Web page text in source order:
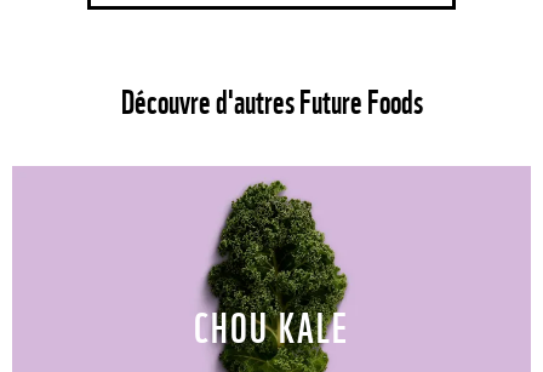
Découvre d'autres Future Foods
CHOU KALE